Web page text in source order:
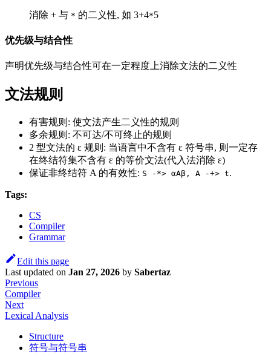
消除 + 与 * 的二义性, 如 3+4*5
优先级与结合性
声明优先级与结合性可在一定程度上消除文法的二义性
文法规则
有害规则: 使文法产生二义性的规则
多余规则: 不可达/不可终止的规则
2 型文法的 ε 规则: 当语言中不含有 ε 符号串, 则一定存
在终结符集不含有 ε 的等价文法(代入法消除 ε)
保证非终结符 A 的有效性: S -*> αAβ, A -+> t.
Tags:
CS
Compiler
Grammar
Edit this page
Last updated on Jan 27, 2026 by Sabertaz
Previous
Compiler
Next
Lexical Analysis
Structure
符号与符号串